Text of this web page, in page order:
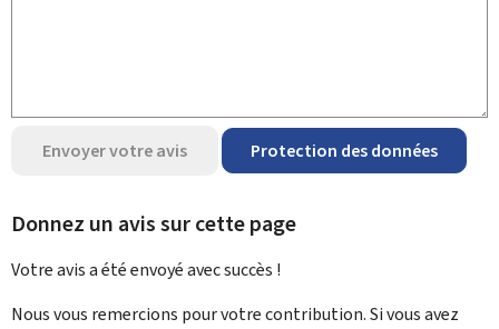
Envoyer votre avis Protection des données
Donnez un avis sur cette page
Votre avis a été envoyé avecsuccès !
Nous vous remercions pour votre contribution. Si vous avez